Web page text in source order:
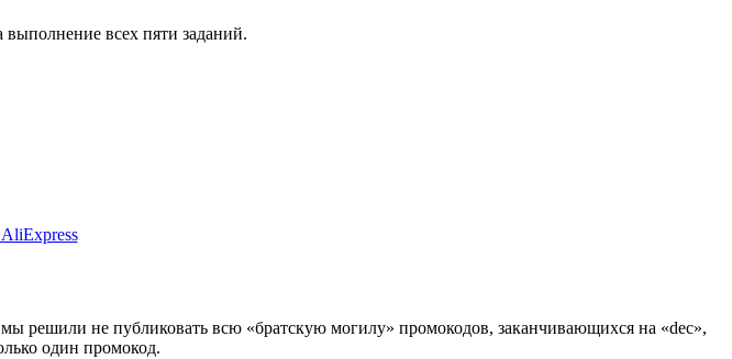
всех пяти заданий.
решили не публиковать всю «братскую могилу» промокодов, заканчивающихся на «dec»,
один промокод.